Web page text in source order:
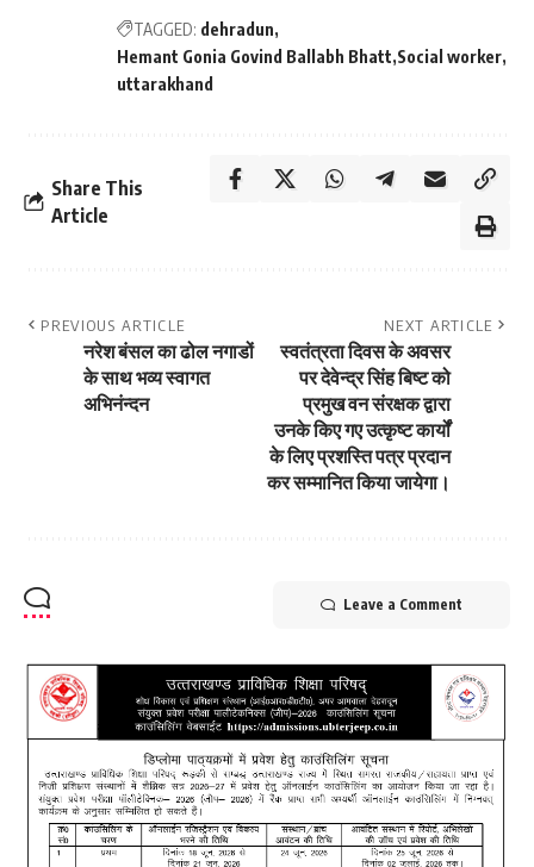
TAGGED: dehradun
Hemant Gonia Govind Ballabh Bhatt Social worker
uttarakhand
Share This
Article
PREVIOUS ARTICLE
नरेश बंसल का ढोल नगाडों
के साथ भव्य स्वागत
अभिनंन्दन
NEXT ARTICLE
स्वतंत्रता दिवस के अवसर
पर देवेन्द्र सिंह बिष्ट को
प्रमुख वन संरक्षक द्वारा
उनके किए गए उत्कृष्ट कार्यों
के लिए प्रशस्ति पत्र प्रदान
कर सम्मानित किया जायेगा।
Leave a Comment